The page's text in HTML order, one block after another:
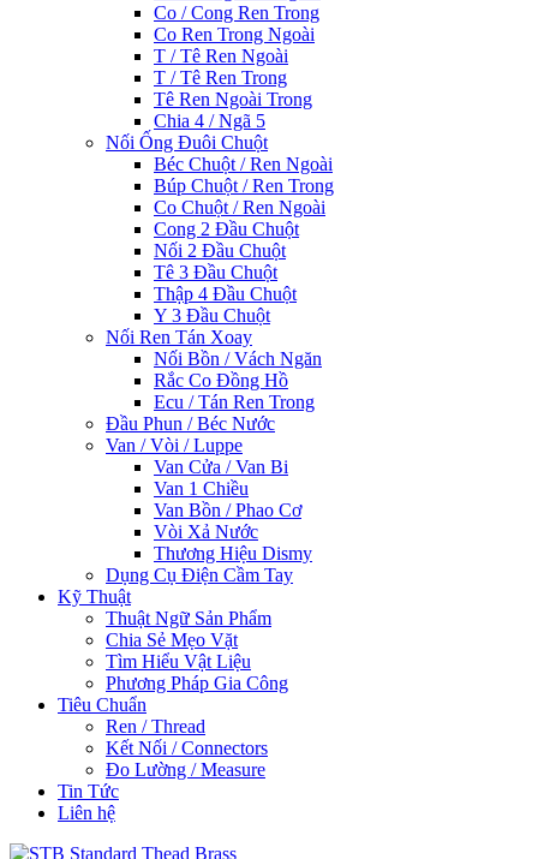
Co / Cong Ren Trong
Co Ren Trong Ngoài
T / Tê Ren Ngoài
T / Tê Ren Trong
Tê Ren Ngoài Trong
Chia 4 / Ngã 5
Nối Ống Đuôi Chuột
Béc Chuột / Ren Ngoài
Búp Chuột / Ren Trong
Co Chuột / Ren Ngoài
Cong 2 Đầu Chuột
Nối 2 Đầu Chuột
Tê 3 Đầu Chuột
Thập 4 Đầu Chuột
Y 3 Đầu Chuột
Nối Ren Tán Xoay
Nối Bồn / Vách Ngăn
Rắc Co Đồng Hồ
Ecu / Tán Ren Trong
Đầu Phun / Béc Nước
Van / Vòi / Luppe
Van Cửa / Van Bi
Van 1 Chiều
Van Bồn / Phao Cơ
Vòi Xả Nước
Thương Hiệu Dismy
Dụng Cụ Điện Cầm Tay
Kỹ Thuật
Thuật Ngữ Sản Phẩm
Chia Sẻ Mẹo Vặt
Tìm Hiểu Vật Liệu
Phương Pháp Gia Công
Tiêu Chuẩn
Ren / Thread
Kết Nối / Connectors
Đo Lường / Measure
Tin Tức
Liên hệ